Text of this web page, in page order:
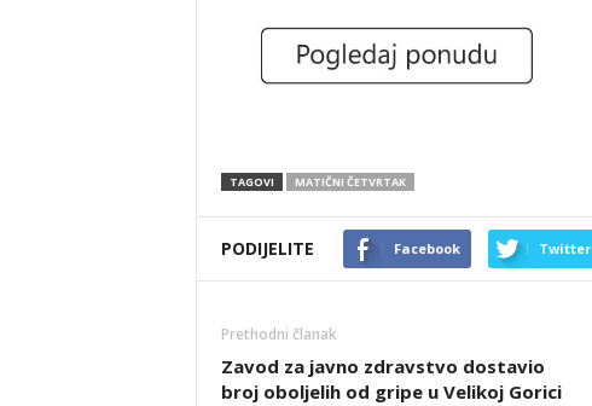
TAGOVI MATIČNI ČETVRTAK
PODIJELITE Facebook Twitter
Prethodni članak
Zavod za javno zdravstvo dostavio
broj oboljelih od gripe u Velikoj Gorici